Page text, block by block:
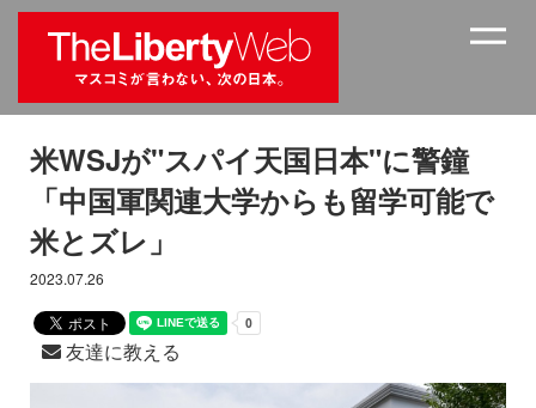
米WSJが"スパイ天国日本"に警鐘
「中国軍関連大学からも留学可能で
米とズレ」
2023.07.26
友達に教える